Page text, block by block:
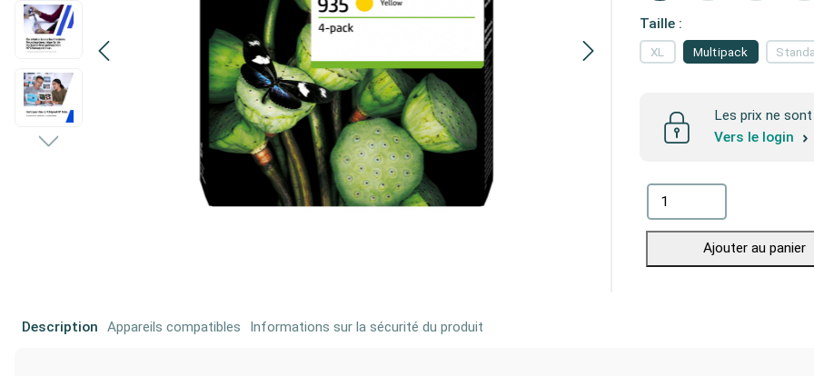
Taille :
XL Multipack
Les prix ne
Vers le login
Ajouter au panier
Description Appareils compatibles Informations sur la sécurité du produit